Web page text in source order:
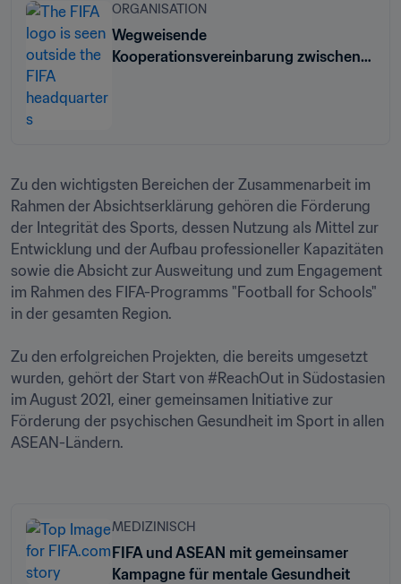
ORGANISATION
Wegweisende
Kooperationsvereinbarung zwischen
Zu den wichtigsten Bereichen der Zusammenarbeit im
Rahmen der Absichtserklärung gehören die Förderung
der Integrität des Sports, dessen Nutzung als Mittel zur
Entwicklung und der Aufbau professioneller Kapazitäten
sowie die Absicht zur Ausweitung und zum Engagement
im Rahmen des FIFA-Programms "Football for Schools"
in der gesamten Region.
Zu den erfolgreichen Projekten, die bereits umgesetzt
wurden, gehört der Start von #ReachOut in Südostasien
im August 2021, einer gemeinsamen Initiative zur
Förderung der psychischen Gesundheit im Sport in allen
ASEAN-Ländern.
MEDIZINISCH
FIFA und ASEAN mit gemeinsamer
Kampagne für mentale Gesundheit